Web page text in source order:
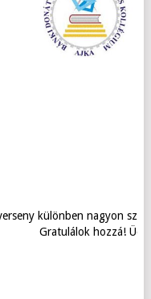
jó szervezés, stb...
Péter